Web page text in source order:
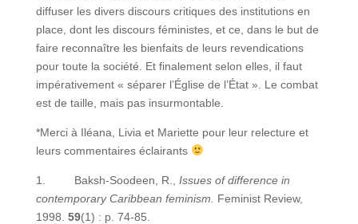
diffuser les divers discours critiques des institutions en
place, dont les discours féministes, et ce, dans le but de
faire reconnaître les bienfaits de leurs revendications
pour toute la société. Et finalement selon elles, il faut
impérativement « séparer l’Église de l’État ». Le combat
est de taille, mais pas insurmontable.
*Merci à Iléana, Livia et Mariette pour leur relecture et
leurs commentaires éclairants
1. Baksh-Soodeen, R., Issues of difference in
contemporary Caribbean feminism.
Feminist Review,
1998. 59(1) : p. 74-85.